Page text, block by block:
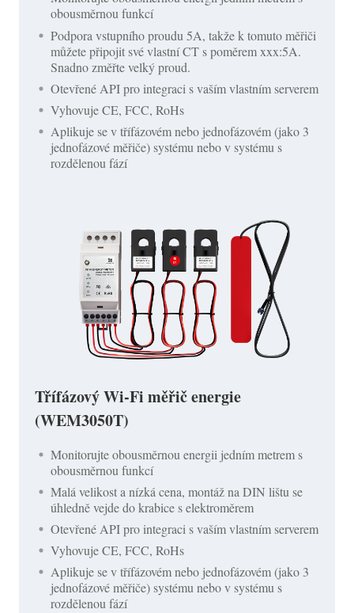
obousměrnou funkcí
Podpora vstupního proudu 5A, takže k tomuto měřiči
můžete připojit své vlastní CT s poměrem xxx:5A.
Snadno změřte velký proud.
Otevřené API pro integraci s vaším vlastním serverem
Vyhovuje CE, FCC, RoHs
Aplikuje se v třífázovém nebo jednofázovém (jako 3
jednofázové měřiče) systému nebo v systému s
rozdělenou fází
Třífázový Wi-Fi měřič energie
(WEM3050T)
Monitorujte obousměrnou energii jedním metrem s
obousměrnou funkcí
Malá velikost a nízká cena, montáž na DIN lištu se
úhledně vejde do krabice s elektroměrem
Otevřené API pro integraci s vaším vlastním serverem
Vyhovuje CE, FCC, RoHs
Aplikuje se v třífázovém nebo jednofázovém (jako 3
jednofázové měřiče) systému nebo v systému s
rozdělenou fází